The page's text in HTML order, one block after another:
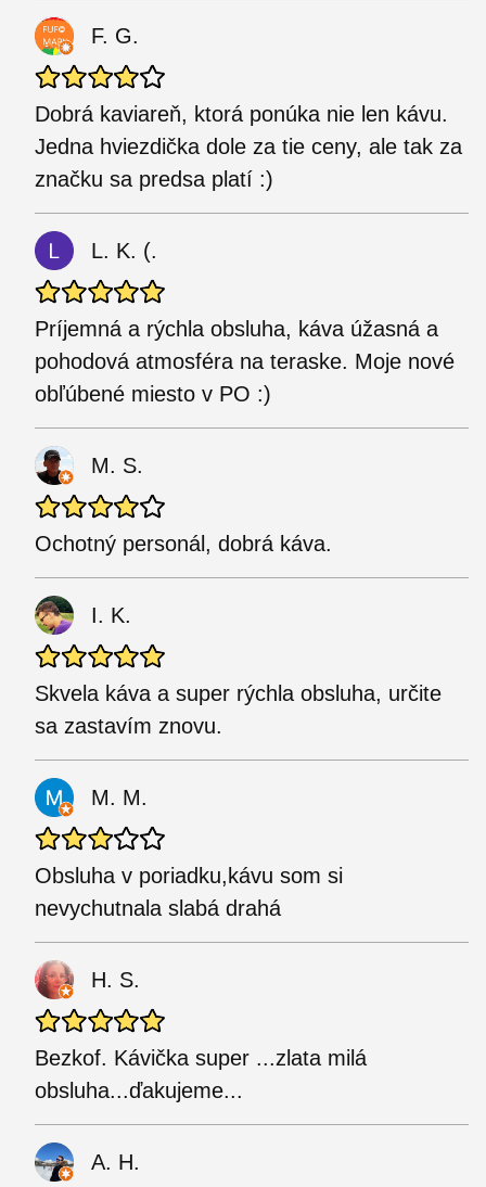
F. G.
Dobrá kaviareň, ktorá ponúka nie len kávu.
Jedna hviezdička dole za tie ceny, ale tak za
značku sa predsa platí :)
L. K. (.
Príjemná a rýchla obsluha, káva úžasná a
pohodová atmosféra na teraske. Moje nové
obľúbené miesto v PO :)
M. S.
Ochotný personál, dobrá káva.
I. K.
Skvela káva a super rýchla obsluha, určite
sa zastavím znovu.
M. M.
Obsluha v poriadku,kávu som si
nevychutnala slabá drahá
H. S.
Bezkof. Kávička super ...zlata milá
obsluha...ďakujeme...
A. H.